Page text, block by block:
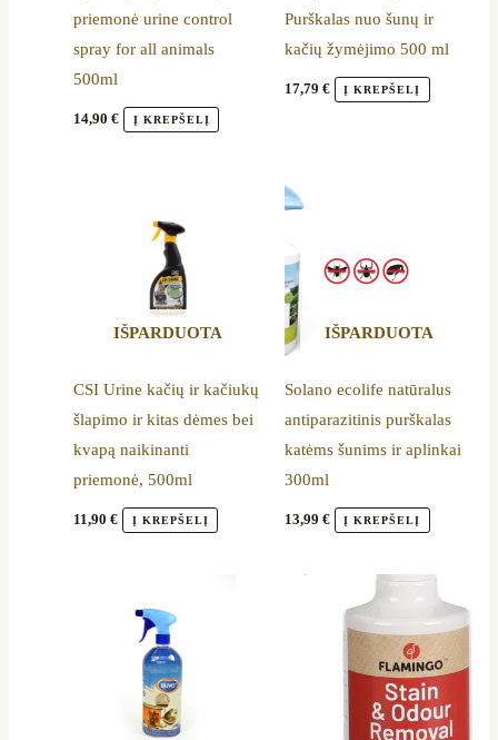
priemonė urine control
spray for all animals
500ml
14,90€ Į KREPŠELĮ
Purškalas nuo šunų ir
kačių žymėjimo 500 ml
17,79 € Į KREPŠELĮ
IŠPARDUOTA
CSI Urine kačių ir kačiukų
šlapimo ir kitas dėmes bei
kvapą naikinanti
priemonė, 500ml
11,90€ Į KREPŠELĮ
IŠPARDUOTA
Solano ecolife natūralus
antiparazitinis purškalas
katėms šunims ir aplinkai
300ml
13,99 € Į KREPŠELĮ